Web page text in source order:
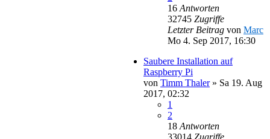
16 Antworten
32745 Zugriffe
Letzter Beitrag von Marc
Mo 4. Sep 2017, 16:30
Saubere Installation auf
Raspberry Pi
von Timm Thaler» Sa 19. Aug
2017, 02:32
1
2
18 Antworten
33014 Zugriffe